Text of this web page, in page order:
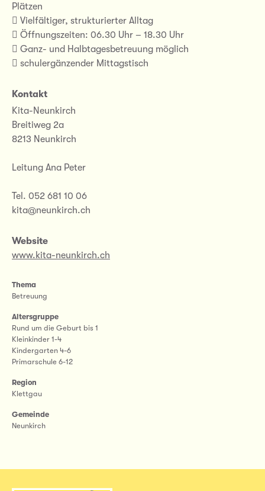
Plätzen
 Vielfältiger, strukturierter Alltag
 Öffnungszeiten: 06.30 Uhr – 18.30 Uhr
 Ganz- und Halbtagesbetreuung möglich
 schulergänzender Mittagstisch
Kontakt
Kita-Neunkirch
Breitiweg 2a
8213 Neunkirch
Leitung Ana Peter
Tel. 052 681 10 06
kita@neunkirch.ch
Website
www.kita-neunkirch.ch
Thema
Betreuung
Altersgruppe
Rund um die Geburt bis 1
Kleinkinder 1-4
Kindergarten 4-6
Primarschule 6-12
Region
Klettgau
Gemeinde
Neunkirch